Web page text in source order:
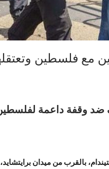
مع فلسطين
ضد وقفة داعمة
بالقرب من ميدان